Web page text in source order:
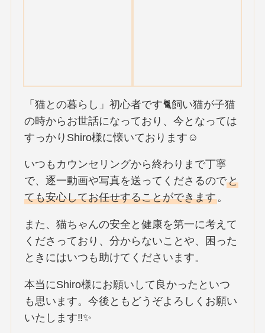
「猫との暮らし」初心者です🐈飼い猫が子猫
の時からお世話になっており、今となっては
すっかりShiro様に懐いております☺️
いつもカウンセリングから終わりまで丁寧
で、逐一動画や写真を送ってくださるのでと
ても安心してお任せすることができます。
また、猫ちゃんの安全と健康を第一に考えて
くださっており、分からないことや、困った
ときにはいつも助けてくださいます。
本当にShiro様にお願いして良かったといつ
も思います。今後ともどうぞよろしくお願い
いたします‼✨